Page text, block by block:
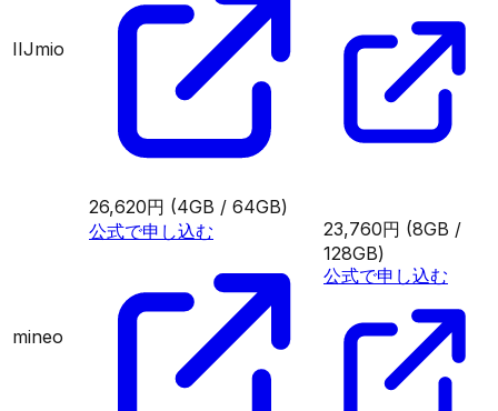
IIJmio
mineo
26,620円 (4GB / 64GB)
公式で申し込む
23,760円 (8GB /
128GB)
公式で申し込む